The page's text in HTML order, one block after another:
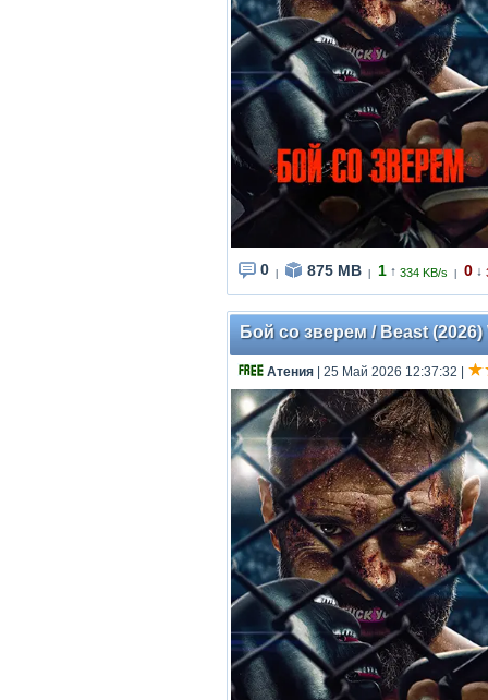
0 875 MB 1 ↑ 334 KB/s 0 ↓
Бой со зверем / Beast
Атения | 25 Май 2026 12:37:32